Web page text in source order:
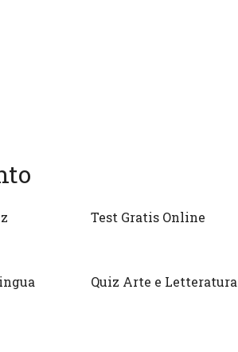
Test Gratis Online
Quiz Arte e Letteratura